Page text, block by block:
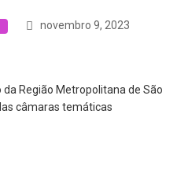
novembro 9, 2023